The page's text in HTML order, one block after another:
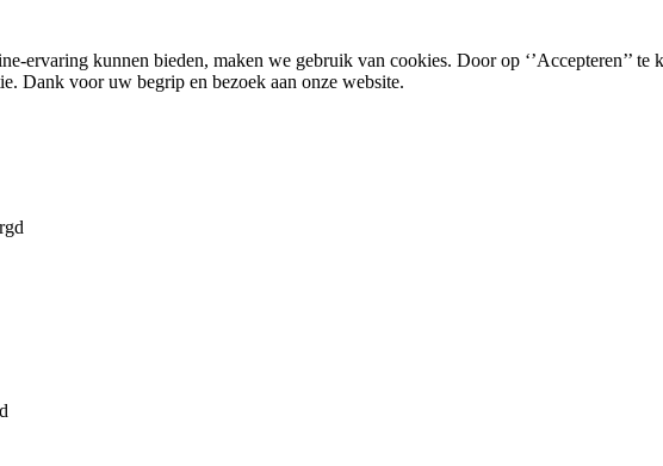
ervaring kunnen bieden, maken we gebruik van cookies. Door op ‘’Accepteren’’ te
Dank voor uw begrip en bezoek aan onze website.